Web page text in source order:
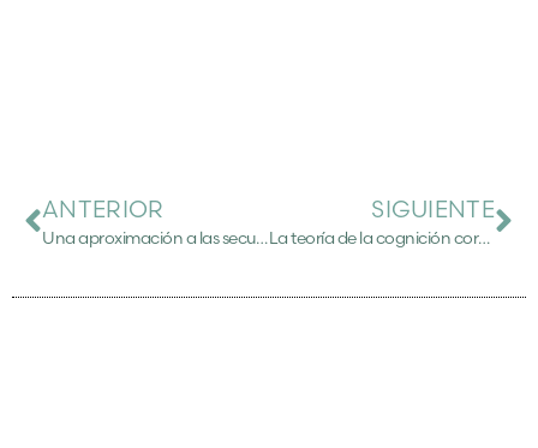
ANTERIOR
Una aproximación a las secuelas del trauma desde la psicobiología
SIGUIENTE
La teoría de la cognición corpórea o cómo nuestro cerebro aprende a través del cuerpo.